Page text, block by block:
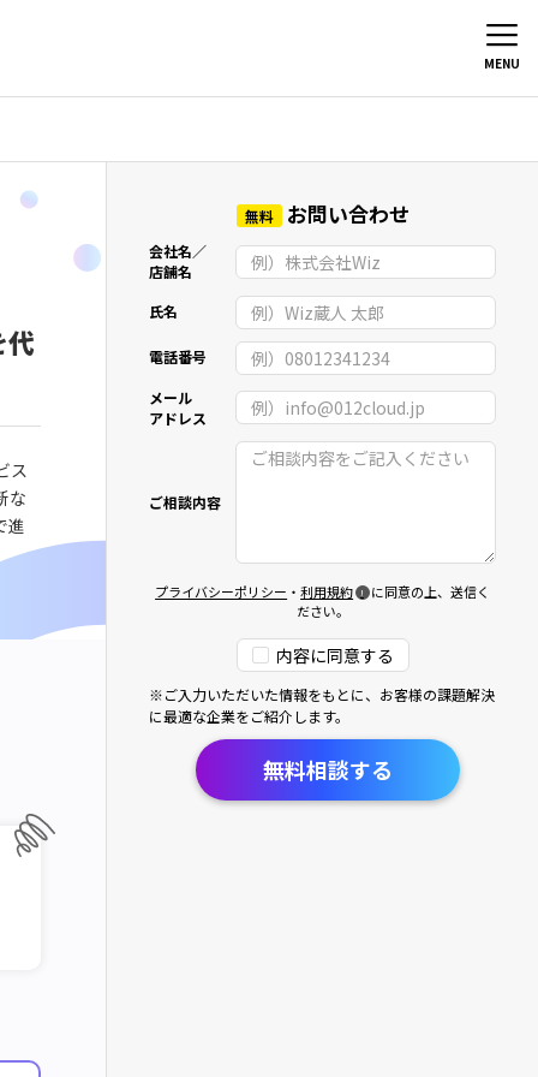
MENU
代
ス
な
進
無料 お問い合わせ
会社名／
店舗名
氏名
電話番号
メール
アドレス
ご相談内容
プライバシーポリシー ・利用規約
に同意の上、送信く
ださい。
内容に同意する
※ご入力いただいた情報をもとに、お客様の課題解決
に最適な企業をご紹介します。
無料相談する